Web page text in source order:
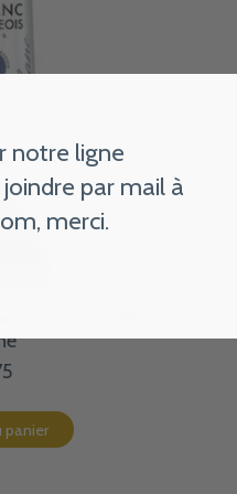
panier
notre ligne
par mail à
, merci.